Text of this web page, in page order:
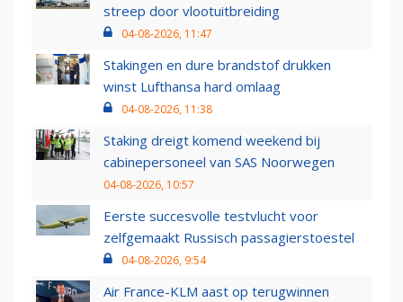
streep door vlootuitbreiding
04-08-2026, 11:47
Stakingen en dure brandstof drukken
winst Lufthansa hard omlaag
04-08-2026, 11:38
Staking dreigt komend weekend bij
cabinepersoneel van SAS Noorwegen
04-08-2026, 10:57
Eerste succesvolle testvlucht voor
zelfgemaakt Russisch passagierstoestel
04-08-2026, 9:54
Air France-KLM aast op terugwinnen